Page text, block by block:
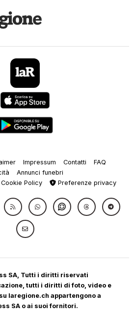
Impressum Contatti
FAQ
Annunci funebri
Policy Preferenze privacy
SA, Tutti i diritti riservati
tutti i diritti di foto, video e
laregione.ch appartengono a
SA o ai suoi fornitori.